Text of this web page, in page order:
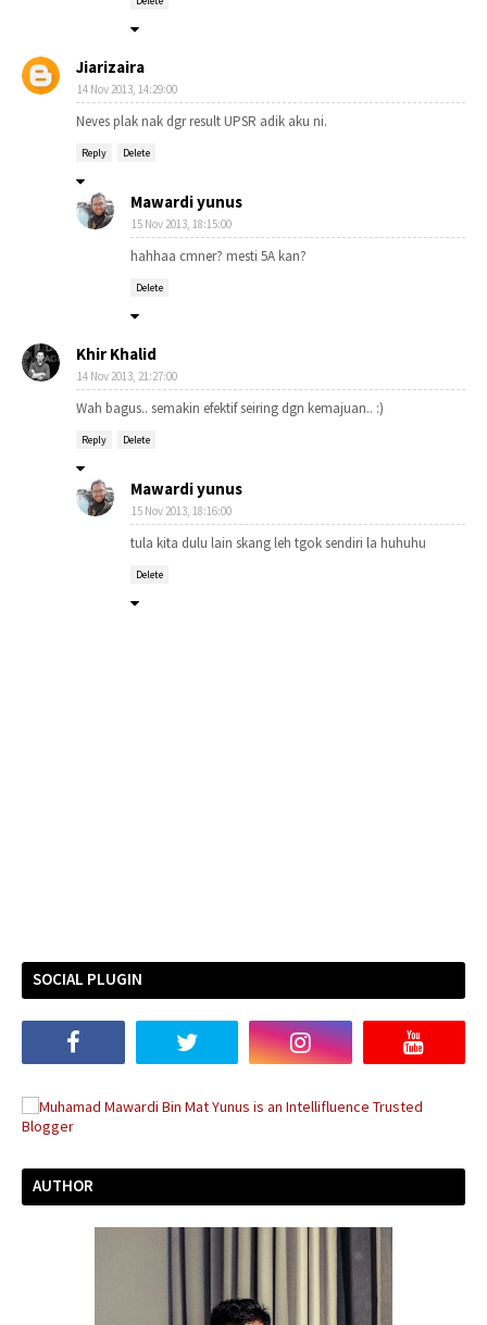
Jiarizaira
14 Nov 2013, 14:29:00
Neves plak nak dgr result UPSR adik aku ni.
Reply Delete
Mawardi yunus
15 Nov 2013, 18:15:00
hahhaa cmner? mesti 5A kan?
Delete
Khir Khalid
14 Nov 2013, 21:27:00
Wah bagus.. semakin efektif seiring dgn kemajuan.. :)
Reply Delete
Mawardi yunus
15 Nov 2013, 18:16:00
tula kita dulu lain skang leh tgok sendiri la huhuhu
Delete
SOCIAL PLUGIN
AUTHOR